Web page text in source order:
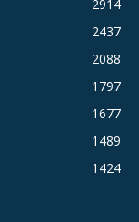
2914
2437
2088
1797
1677
1489
1424